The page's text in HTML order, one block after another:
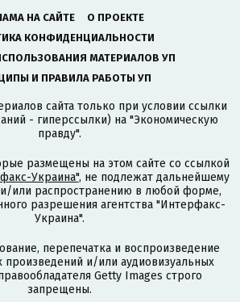
НА САЙТЕ
О ПРОЕКТЕ
КОНФИДЕНЦИАЛЬНОСТИ
МАТЕРИАЛОВ УП
И ПРАВИЛА РАБОТЫ УП
сайта только при условии ссылки
- гиперссылки) на "Экономическую
правду".
размещены на этом сайте со ссылкой
Украина", не подлежат дальнейшему
или распространению в любой форме,
разрешения агентства "Интерфакс-
Украина".
перепечатка и воспроизведение
произведений и/или аудиовизуальных
Getty Images строго
запрещены.